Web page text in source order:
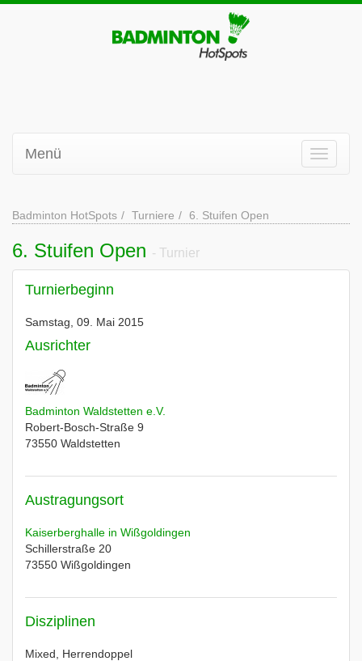
Menü
Badminton HotSpots Turniere 6. Stuifen Open
6. Stuifen Open - Turnier
Turnierbeginn
Samstag, 09. Mai 2015
Ausrichter
Badminton Waldstetten e.V.
Robert-Bosch-Straße 9
73550 Waldstetten
Austragungsort
Kaiserberghalle in Wißgoldingen
Schillerstraße 20
73550 Wißgoldingen
Disziplinen
Mixed, Herrendoppel